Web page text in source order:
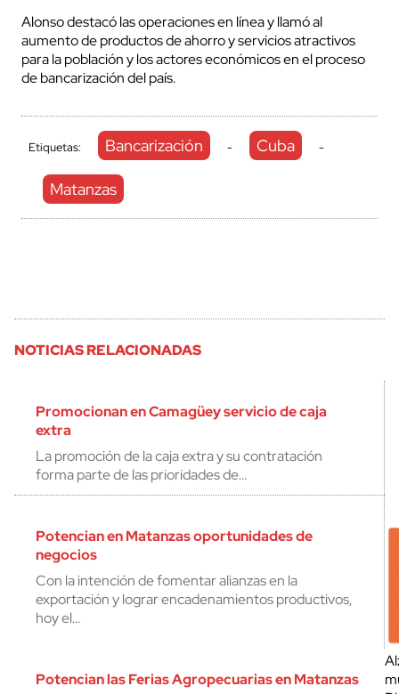
Alonso destacó las operaciones en línea y llamó al
aumento de productos de ahorro y servicios atractivos
para la población y los actores económicos en el proceso
de bancarización del país.
Etiquetas: Bancarización - Cuba -
Matanzas
NOTICIAS RELACIONADAS
Promocionan en Camagüey servicio de caja
extra
La promoción de la caja extra y su contratación
forma parte de las prioridades de…
Potencian en Matanzas oportunidades de
negocios
Con la intención de fomentar alianzas en la
exportación y lograr encadenamientos productivos,
hoy el…
Potencian las Ferias Agropecuarias en Matanzas